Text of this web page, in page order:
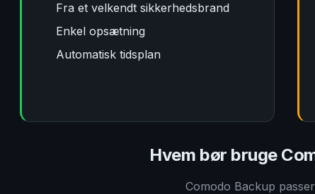
Fra et velkendt sikkerhedsbrand
Enkel opsætning
Automatisk tidsplan
Hvem bør bruge
Comodo Backup